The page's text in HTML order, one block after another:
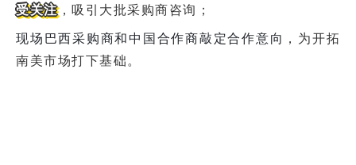
受关注，吸引大批采购商咨询；
现场巴西采购商和中国合作商敲定合作意向 ，为开拓
南美市场打下基础。